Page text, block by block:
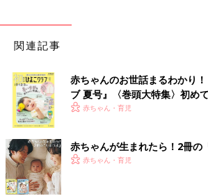
関連記事
赤ちゃんのお世話まるわかり
ブ 夏号』〈巻頭大特集〉初め
く！ おっぱい・ミルクの基本
赤ちゃん・育児
赤ちゃんが生まれたら！2冊の
赤ちゃん・育児